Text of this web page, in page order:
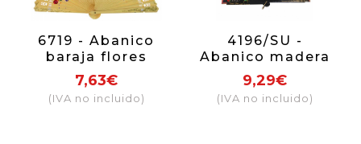
6719 - Abanico
baraja flores
pintado a mano 2
caras
7,63€
(IVA no incluido)
4196/SU -
Abanico madera
2 caras lujo
9,29€
(IVA no incluido)